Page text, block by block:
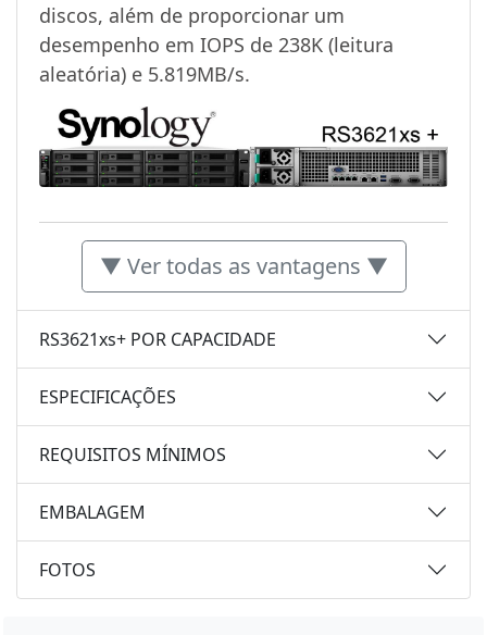
discos, além de proporcionar um
desempenho em IOPS de 238K (leitura
aleatória) e 5.819MB/s.
▼ Ver todas as vantagens ▼
RS3621xs+ POR CAPACIDADE
ESPECIFICAÇÕES
REQUISITOS MÍNIMOS
EMBALAGEM
FOTOS